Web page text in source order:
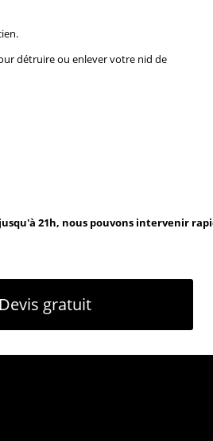
détruire ou enlever votre nid de
21h, nous pouvons intervenir
Devis gratuit